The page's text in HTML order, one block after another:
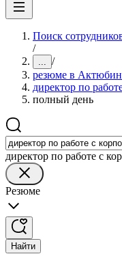
Поиск
/
... /
резюме в
директор по
полный день
директор по работе с
Резюме
Найти